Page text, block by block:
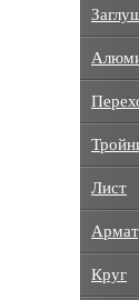
Лист
Круг